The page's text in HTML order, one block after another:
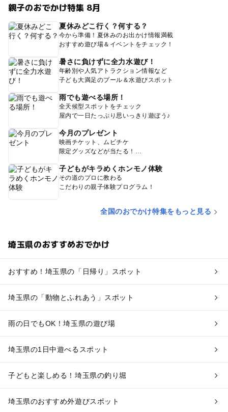
親子のおでかけ特集 8月
夏休みどこ行く？何する？
今から準備！夏休みのお出かけ情報満載
おすすめ遊び場＆イベントをチェック！
暑さに負けずに全力水遊び！
年齢別や人気アトラクション情報など
子ども大満足のプール＆水遊びスポット
雨でも遊べる場所！
全天候型スポットをチェック
屋内で一日たっぷり思いっきり遊ぼう♪
今月のプレゼント
映画チケット、ムビチケ
限定グッズなどが当たる！
子どもがキラめくホンモノ体験
その道のプロに教わる
こだわりの親子体験プログラム！
全国のおでかけ特集をもっと見る
埼玉県のおすすめおでかけ
おすすめ！埼玉県の「日帰り」スポット
埼玉県の「動物とふれあう」スポット
雨の日でもOK！埼玉県の遊び場
埼玉県の1日中遊べるスポット
子どもと楽しめる！埼玉県の釣り堀
埼玉県のおすすめ外遊びスポット